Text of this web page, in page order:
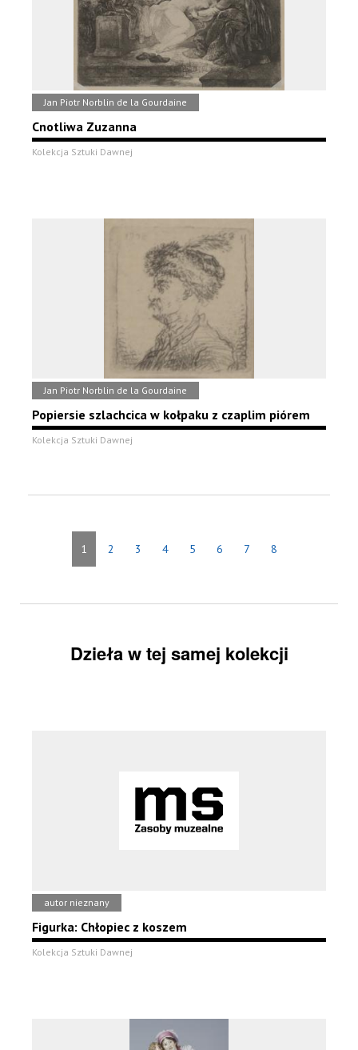
Jan Piotr Norblin de la Gourdaine
Cnotliwa Zuzanna
Kolekcja Sztuki Dawnej
Jan Piotr Norblin de la Gourdaine
Popiersie szlachcica w kołpaku z czaplim piórem
Kolekcja Sztuki Dawnej
1 2 3 4 5 6 7 8
Dzieła w tej samej kolekcji
autor nieznany
Figurka: Chłopiec z koszem
Kolekcja Sztuki Dawnej